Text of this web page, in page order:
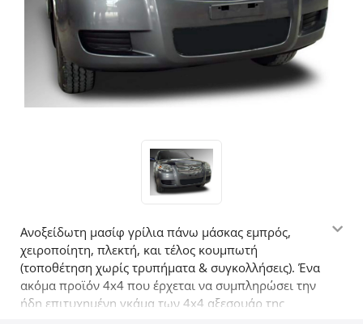
Ανοξείδωτη μασίφ γρίλια πάνω μάσκας εμπρός,
χειροποίητη, πλεκτή, και τέλος κουμπωτή
(τοποθέτηση χωρίς τρυπήματα & συγκολλήσεις). Ένα
ακόμα προϊόν 4x4 που έρχεται να συμπληρώσει την
ήδη επιτυχημένη γκάμα των 4x4 αξεσουάρ της